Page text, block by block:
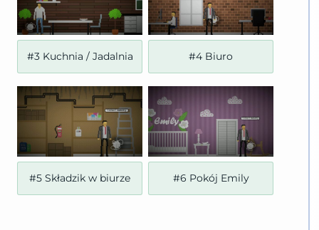
#3 Kuchnia / Jadalnia #4 Biuro
#5 Składzik w biurze #6 Pokój Emily